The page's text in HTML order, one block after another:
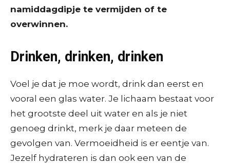
namiddagdipje te vermijden of te
overwinnen.
Drinken, drinken, drinken
Voel je dat je moe wordt, drink dan eerst en
vooral een glas water. Je lichaam bestaat voor
het grootste deel uit water en als je niet
genoeg drinkt, merk je daar meteen de
gevolgen van. Vermoeidheid is er eentje van.
Jezelf hydrateren is dan ook een van de